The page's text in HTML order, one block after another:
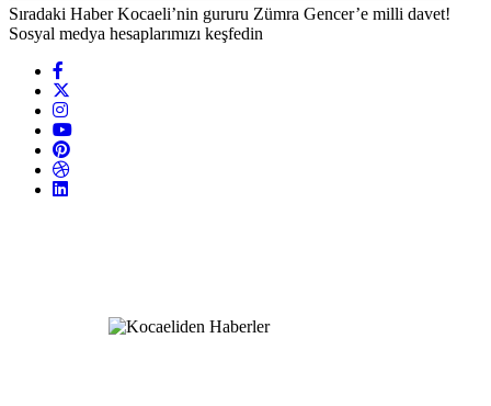
Sıradaki Haber Kocaeli’nin gururu Zümra Gencer’e milli davet!
Sosyal medya hesaplarımızı keşfedin